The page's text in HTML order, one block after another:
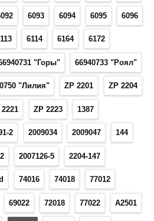
6093 6094 6095 6096
6114 6164 6172
"Горы" 66940733 "Роял"
"Лилия" ZP 2201 ZP 2204
ZP 2223 1387
2 2009034 2009047 144
2007126-5 2204-147
74016 74018 77012
69022 72018 77022 А2501